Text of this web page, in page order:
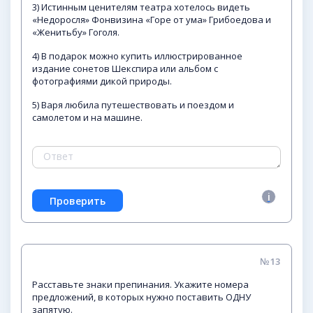
3) Истинным ценителям театра хотелось видеть
«Недоросля» Фонвизина «Горе от ума» Грибоедова и
«Женитьбу» Гоголя.
4) В подарок можно купить иллюстрированное
издание сонетов Шекспира или альбом с
фотографиями дикой природы.
5) Варя любила путешествовать и поездом и
самолетом и на машине.
№13
Расставьте знаки препинания. Укажите номера
предложений, в которых нужно поставить ОДНУ
запятую.